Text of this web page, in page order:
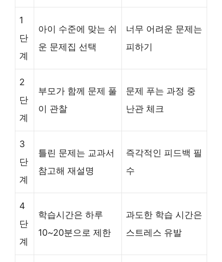
1
단
계
아이 수준에 맞는 쉬
운 문제집 선택
너무 어려운 문제는
피하기
2
단
계
부모가 함께 문제 풀
이 관찰
문제 푸는 과정 중
난관 체크
3
단
계
틀린 문제는 교과서
참고해 재설명
즉각적인 피드백 필
수
4
단
계
학습시간은 하루
10~20분으로 제한
과도한 학습 시간은
스트레스 유발